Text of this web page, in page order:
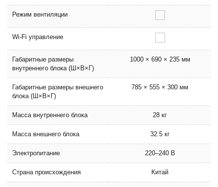
Режим вентиляции
Wi-Fi управление
Габаритные размеры
внутреннего блока (Ш×В×Г)
1000 × 690 × 235 мм
Габаритные размеры внешнего
блока (Ш×В×Г)
785 × 555 × 300 мм
Масса внутреннего блока 28 кг
Масса внешнего блока 32.5 кг
Электропитание 220–240 В
Страна происхождения Китай